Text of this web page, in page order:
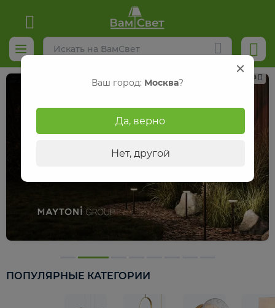
Реклама
ПОПУЛЯРНЫЕ КАТЕГОРИИ
Ваш город: Москва?
Да, верно
Нет, другой